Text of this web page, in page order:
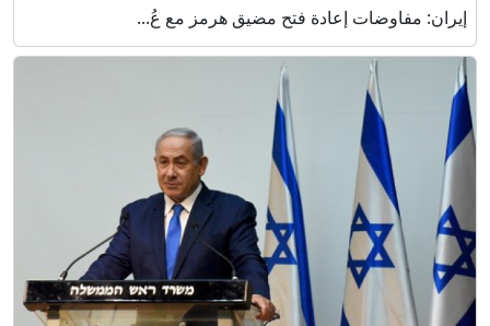
إيران: مفاوضات إعادة فتح مضيق هرمز مع عُ...